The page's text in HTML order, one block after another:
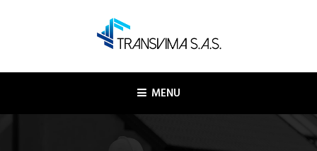
TRANSVIMA SAS
Logística y transporte
MENU